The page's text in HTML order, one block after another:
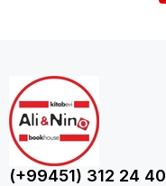
(+99451) 312 24 40